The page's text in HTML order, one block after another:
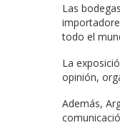
Las
todo el
La
opinión,
Además,